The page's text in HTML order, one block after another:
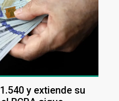
y extiende su